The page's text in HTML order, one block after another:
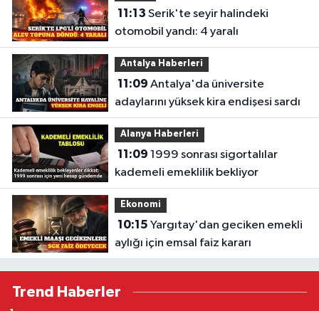
11:13
otomobil yandı: 4 yaralı
Antalya Haberleri
11:09
adaylarını yüksek kira endişesi sardı
Alanya Haberleri
11:09
kademeli emeklilik bekliyor
Ekonomi
10:15
aylığı için emsal faiz kararı
Trend Haberler